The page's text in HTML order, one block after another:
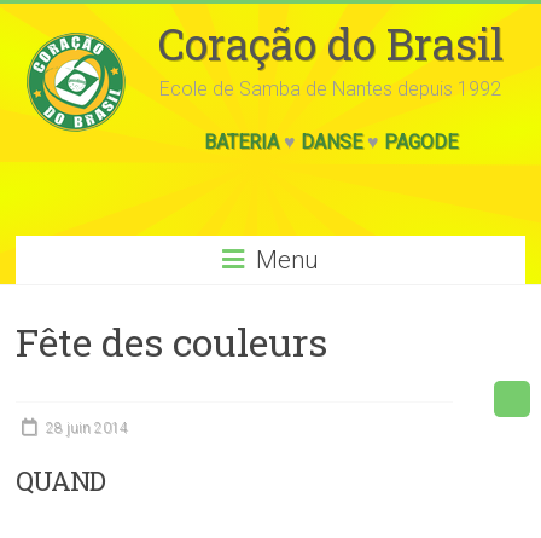
Coração do Brasil
Ecole de Samba de Nantes depuis 1992
BATERIA♥ DANSE♥ PAGODE
Menu
Fête des couleurs
28 juin 2014
QUAND